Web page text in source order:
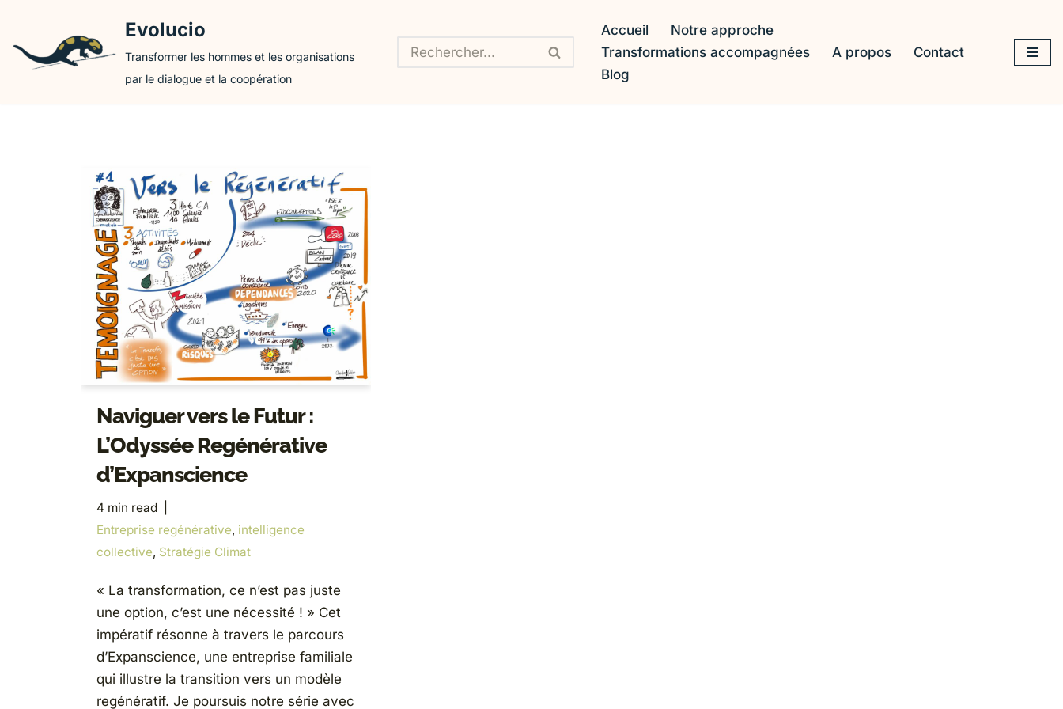
Aller
Evolucio
Transformer les hommes et les organisations
par le dialogue et la coopération
Accueil
Notre approche
Transformations accompagnées
A propos
Contact
Blog
Naviguer vers le Futur :
L’Odyssée Regénérative
d’Expanscience
4 min read
Entreprise regénérative, intelligence
collective, Stratégie Climat
« La transformation, ce n’est pas juste
une option, c’est une nécessité ! » Cet
impératif résonne à travers le parcours
d’Expanscience, une entreprise familiale
qui illustre la transition vers un modèle
regénératif. Je poursuis notre série avec